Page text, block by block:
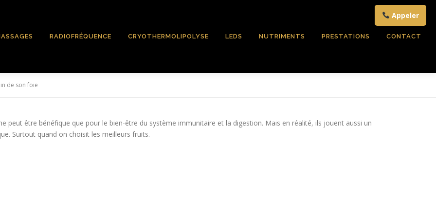
Appeler
RADIOFRÉQUENCE CRYOTHERMOLIPOLYSE LEDS NUTRIMENTS PRESTATIONS CONTACT
de son foie
peut être bénéfique que pour le bien-être du système immunitaire et la digestion. Mais en réalité, ils jouent aussi un
Surtout quand on choisit les meilleurs fruits.